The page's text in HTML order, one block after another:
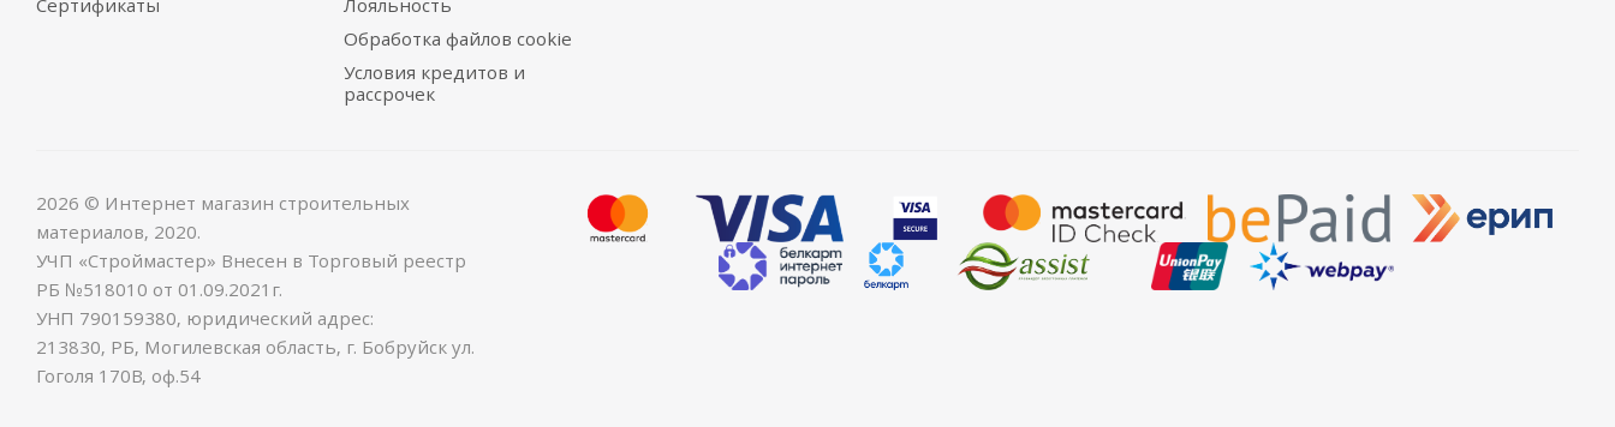
Сертификаты
Лояльность
Обработка файлов cookie
Условия кредитов и
рассрочек
2026 © Интернет магазин строительных
материалов, 2020.
УЧП «Строймастер» Внесен в Торговый реестр
РБ №518010 от 01.09.2021г.
УНП 790159380, юридический адрес:
213830, РБ, Могилевская область, г. Бобруйск ул.
Гоголя 170В, оф.54